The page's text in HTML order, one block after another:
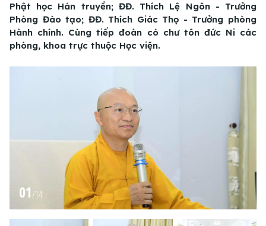
Phật học Hán truyền; ĐĐ. Thích Lệ Ngôn - Trưởng
Phòng Đào tạo; ĐĐ. Thích Giác Thọ - Trưởng phòng
Hành chính. Cùng tiếp đoàn có chư tôn đức Ni các
phòng, khoa trực thuộc Học viện.
01/14